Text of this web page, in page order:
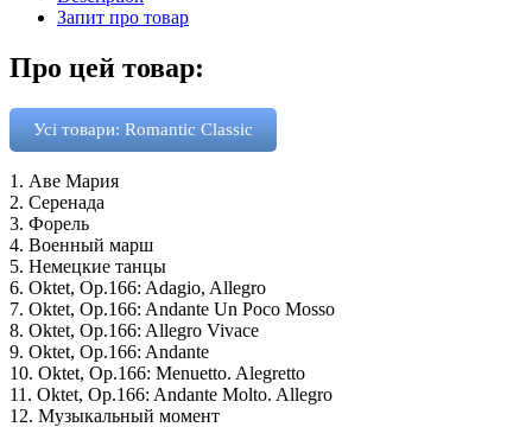
Запит про товар
Про цей товар:
Усі товари: Romantic Classic
1. Аве Мария
2. Серенада
3. Форель
4. Военный марш
5. Немецкие танцы
6. Oktet, Op.166: Adagio, Allegro
7. Oktet, Op.166: Andante Un Poco Mosso
8. Oktet, Op.166: Allegro Vivace
9. Oktet, Op.166: Andante
10. Oktet, Op.166: Menuetto. Alegretto
11. Oktet, Op.166: Andante Molto. Allegro
12. Музыкальный момент